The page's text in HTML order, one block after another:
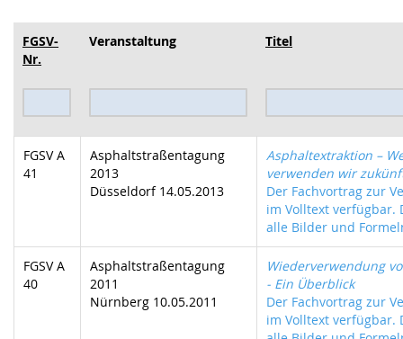
FGSV-
Nr.
Veranstaltung Titel
FGSV A
41
Asphaltstraßentagung
2013
Düsseldorf 14.05.2013
Asphaltextraktion –
verwenden wir
Der Fachvortrag zur
im Volltext verfügbar.
alle Bilder und
FGSV A
40
Asphaltstraßentagung
2011
Nürnberg 10.05.2011
Wiederverwendung
- Ein Überblick
Der Fachvortrag zur
im Volltext verfügbar.